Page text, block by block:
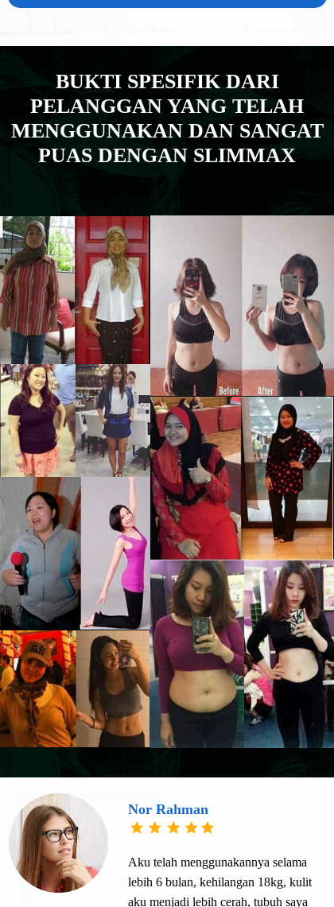
BUKTI SPESIFIK DARI
PELANGGAN YANG TELAH
MENGGUNAKAN DAN SANGAT
PUAS DENGAN SLIMMAX
Nor Rahman
Aku telah menggunakannya selama
lebih 6 bulan, kehilangan 18kg, kulit
aku menjadi lebih cerah, tubuh saya